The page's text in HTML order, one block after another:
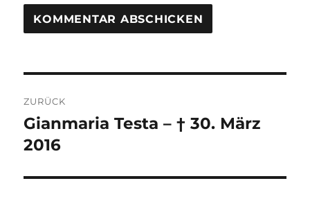
ZURÜCK
Vorheriger
Beitrag:
Gianmaria Testa – † 30. März
2016